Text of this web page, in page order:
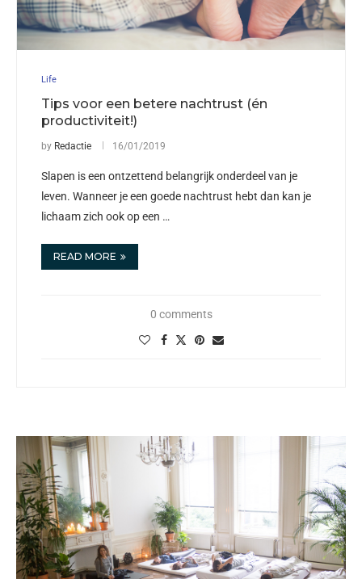
Life
Tips voor een betere nachtrust (én
productiviteit!)
by Redactie 16/01/2019
Slapen is een ontzettend belangrijk onderdeel van je
leven. Wanneer je een goede nachtrust hebt dan kan je
lichaam zich ook op een …
READ MORE
0 comments